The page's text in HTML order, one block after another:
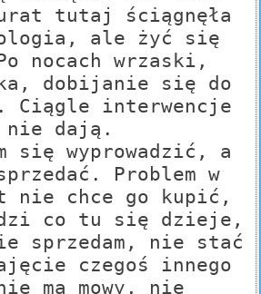
tutaj ściągnęła
ale żyć się
nocach wrzaski,
dobijanie się do
Ciągle interwencje
dają.
się wyprowadzić, a
Problem w
nie chce go kupić,
co tu się dzieje,
sprzedam, nie stać
czegoś innego
ma mowy, nie